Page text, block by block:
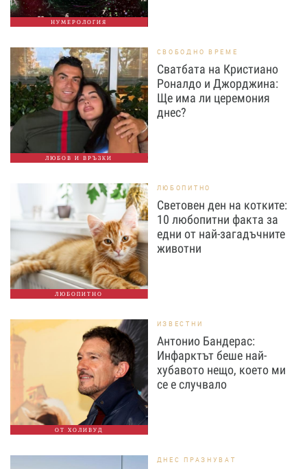
НУМЕРОЛОГИЯ
ЛЮБОВ И ВРЪЗКИ
СВОБОДНО ВРЕМЕ
Сватбата на Кристиано
Роналдо и Джорджина:
Ще има ли церемония
днес?
ЛЮБОПИТНО
ЛЮБОПИТНО
Световен ден на котките:
10 любопитни факта за
едни от най-загадъчните
животни
ОТ ХОЛИВУД
ИЗВЕСТНИ
Антонио Бандерас:
Инфарктът беше най-
хубавото нещо, което ми
се е случвало
ДНЕС ПРАЗНУВАТ